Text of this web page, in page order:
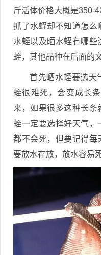
斤活体价格大概是350-
抓了水蛭却不知道怎么
水蛭以及晒水蛭有哪些
蛭，其他品种在后面的
首先晒水蛭要选天
蛭很难死，会变成长
来，如果很多这种长条
蛭一定要选择好天气，
都不会死，但要记得每
要放水存放，放水容易死